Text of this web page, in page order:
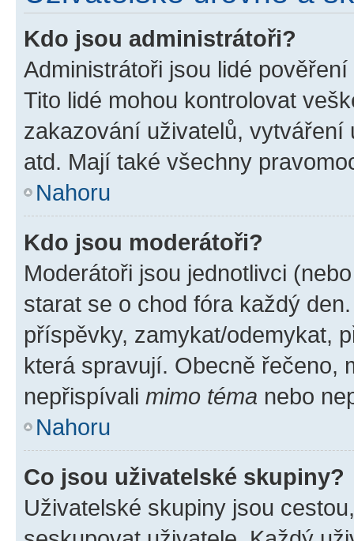
Kdo jsou administrátoři?
Administrátoři jsou lidé
Tito lidé mohou kontrolovat
zakazování uživatelů,
atd. Mají také všechny
Nahoru
Kdo jsou moderátoři?
Moderátoři jsou jednotlivci
starat se o chod fóra každý
příspěvky, zamykat/odemykat,
která spravují. Obecně řečeno,
nepřispívali mimo téma nebo
Nahoru
Co jsou uživatelské skupiny?
Uživatelské skupiny jsou